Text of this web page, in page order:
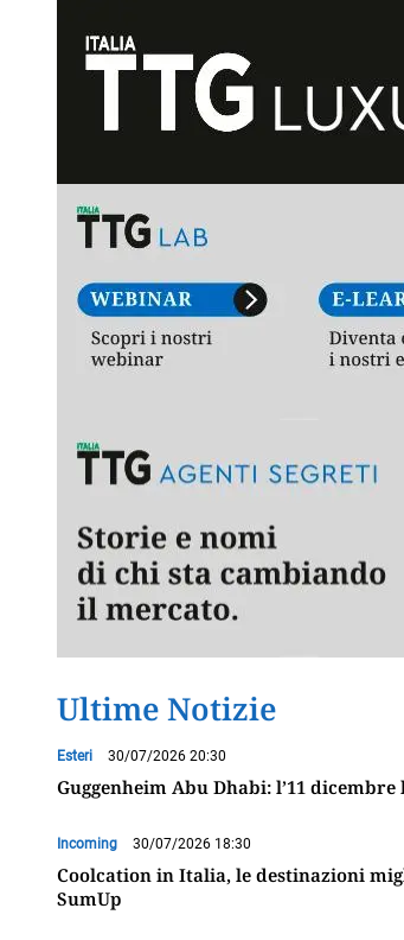
Ultime Notizie
Esteri 30/07/2026 20:30
Guggenheim Abu Dhabi: l’11 dicembre
Incoming 30/07/2026 18:30
Coolcation in Italia, le destinazioni
SumUp